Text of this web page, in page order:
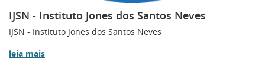
IJSN - Instituto Jones dos Santos Neves
IJSN - Instituto Jones dos Santos Neves
leia mais